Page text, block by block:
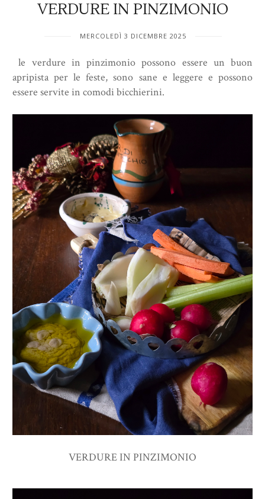
VERDURE IN PINZIMONIO
MERCOLEDÌ 3 DICEMBRE 2025
le verdure in pinzimonio possono essere un buon
apripista per le feste, sono sane e leggere e possono
essere servite in comodi bicchierini.
VERDURE IN PINZIMONIO